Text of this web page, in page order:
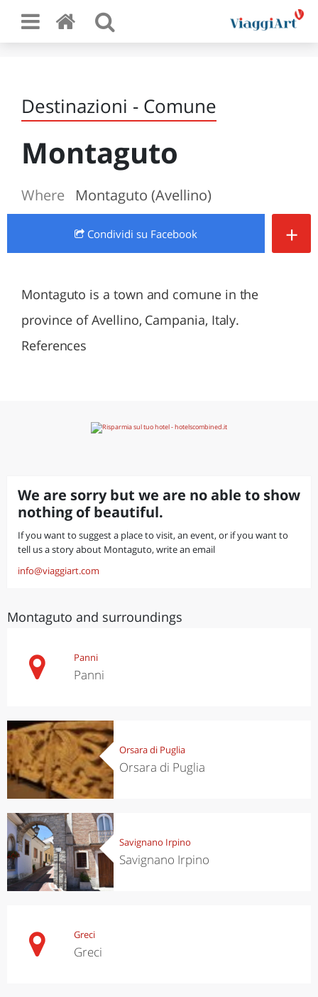
Destinazioni - Comune
Montaguto
Where Montaguto (Avellino)
Condividi su Facebook +
Montaguto is a town and comune in the
province of Avellino, Campania, Italy.
References
We are sorry but we are no able to show
nothing of beautiful.
If you want to suggest a place to visit, an event, or if you want to
tell us a story about Montaguto, write an email
info@viaggiart.com
Montaguto and surroundings
Panni
Panni
Orsara di Puglia
Orsara di Puglia
Savignano Irpino
Savignano Irpino
Greci
Greci